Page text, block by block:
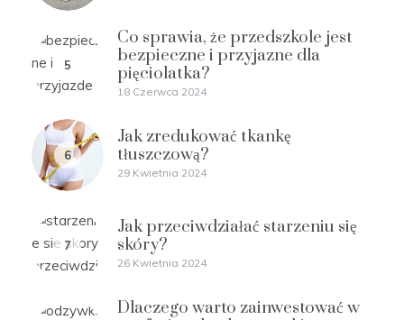
5
Co sprawia, że przedszkole jest
bezpieczne i przyjazne dla
pięciolatka?
18 Czerwca 2024
6
Jak zredukować tkankę
tłuszczową?
29 Kwietnia 2024
7
Jak przeciwdziałać starzeniu się
skóry?
26 Kwietnia 2024
Dlaczego warto zainwestować w